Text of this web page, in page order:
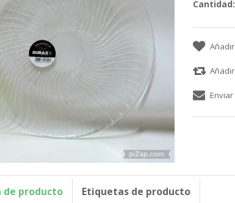
Cantidad:
de producto Etiquetas de producto